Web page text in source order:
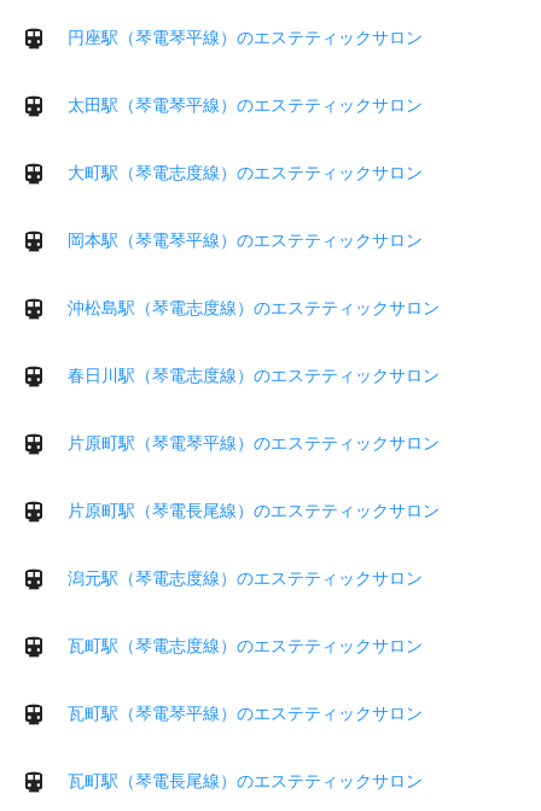
円座駅（琴電琴平線）のエステティックサロン
太田駅（琴電琴平線）のエステティックサロン
大町駅（琴電志度線）のエステティックサロン
岡本駅（琴電琴平線）のエステティックサロン
沖松島駅（琴電志度線）のエステティックサロン
春日川駅（琴電志度線）のエステティックサロン
片原町駅（琴電琴平線）のエステティックサロン
片原町駅（琴電長尾線）のエステティックサロン
潟元駅（琴電志度線）のエステティックサロン
瓦町駅（琴電志度線）のエステティックサロン
瓦町駅（琴電琴平線）のエステティックサロン
瓦町駅（琴電長尾線）のエステティックサロン